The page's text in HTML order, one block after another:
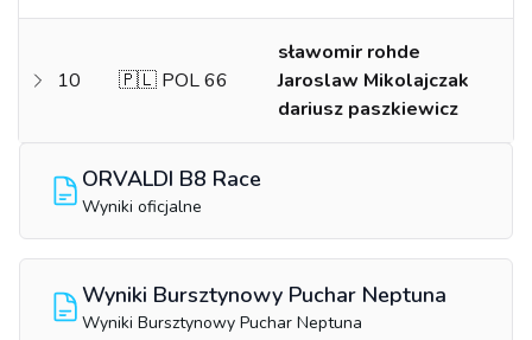
10 🇵🇱 POL 66
sławomir rohde
Jaroslaw Mikolajczak
dariusz paszkiewicz
ORVALDI B8 Race
Wyniki oficjalne
Wyniki Bursztynowy Puchar Neptuna
Wyniki Bursztynowy Puchar Neptuna